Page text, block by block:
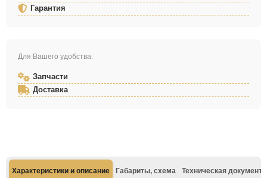
Гарантия
Для Вашего удобства:
Запчасти
Доставка
Характеристики и описание Габариты, схема Техническая